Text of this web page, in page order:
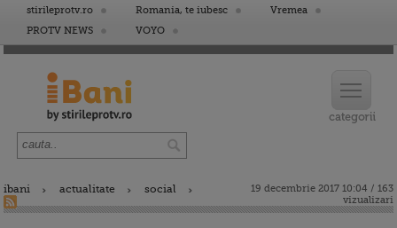
stirileprotv.ro Romania, te iubesc
Vremea
PROTV NEWS
VOYO
ibani actualitate social
19 decembrie 2017 10:04 / 163
vizualizari